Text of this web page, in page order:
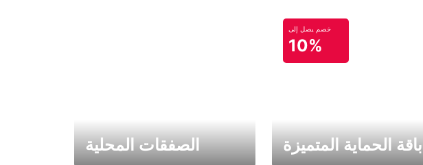
الصفقات المحلية
خصم يصل إلى
10%
باقة الحماية المتميزة